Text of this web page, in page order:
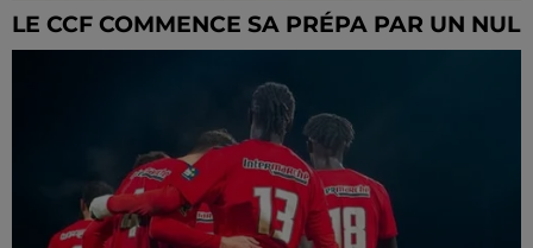
LE CCF COMMENCE SA PRÉPA PAR UN NUL